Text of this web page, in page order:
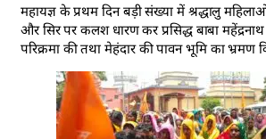
महायज्ञ के प्रथम दिन बड़ी संख्या में श्रद्धालु
और सिर पर कलश धारण कर प्रसिद्ध बाबा
परिक्रमा की तथा मेहंदार की पावन भूमि का भ्रमण